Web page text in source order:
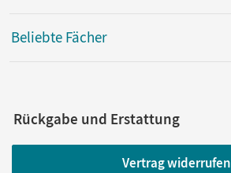
Beliebte Fächer
Rückgabe und Erstattung
Vertrag widerrufen